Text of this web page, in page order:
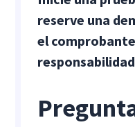
reserve una
el